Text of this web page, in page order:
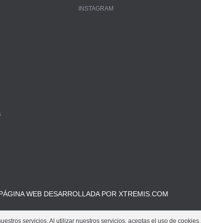
servicios. Al utilizar nuestros servicios, aceptas el uso de cookies.
WEB DESARROLLADA POR XTREMIS.COM
INSTAGRAM